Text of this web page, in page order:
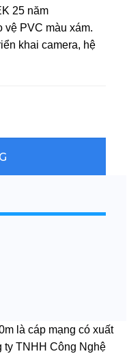
25 năm
vệ PVC màu xám.
khai camera, hệ
là cáp mạng có xuất
ty TNHH Công Nghệ